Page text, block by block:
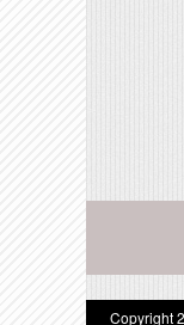
Copyright